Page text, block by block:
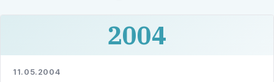
2004
11.05.2004